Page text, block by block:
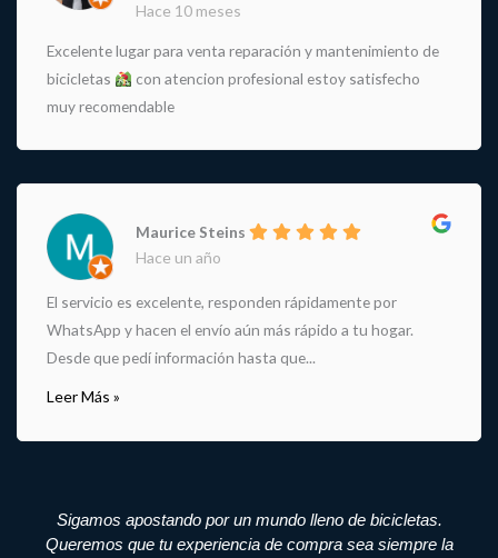
Hace 10 meses
Excelente lugar para venta reparación y mantenimiento de
bicicletas
con atencion profesional estoy satisfecho
muy recomendable
Maurice Steins
Hace un año
El servicio es excelente, responden rápidamente por
WhatsApp y hacen el envío aún más rápido a tu hogar.
Desde que pedí información hasta que...
Leer Más »
Sigamos apostando por un mundo lleno de bicicletas.
Queremos que tu experiencia de compra sea siempre la